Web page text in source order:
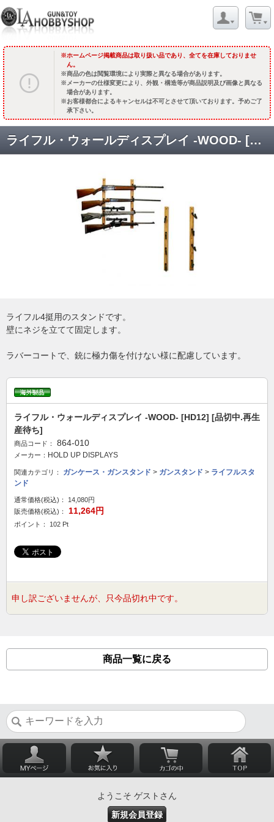
ホームページ掲載商品は取り扱い品であり、全てを在庫しておりませ
ん。
商品の色は閲覧環境により実際と異なる場合があります。
メーカーの仕様変更により、外観・構造等が商品説明及び画像と異なる
場合があります。
お客様都合によるキャンセルは不可とさせて頂いております。予めご了
承下さい。
ライフル・ウォールディスプレイ -WOOD- [HD12] [品切中.再生産待ち]
ライフル4挺用のスタンドです。
壁にネジを立てて固定します。
ラバーコートで、銃に極力傷を付けない様に配慮しています。
ライフル・ウォールディスプレイ -WOOD- [HD12] [品切中.再生
産待ち]
商品コード： 864-010
メーカー： HOLD UP DISPLAYS
関連カテゴリ： ガンケース・ガンスタンド > ガンスタンド > ライフルスタ
ンド
通常価格(税込)：
14,080円
販売価格(税込)：
11,264円
ポイント： 102 Pt
申し訳ございませんが、只今品切れ中です。
商品一覧に戻る
ようこそ ゲストさん
新規会員登録